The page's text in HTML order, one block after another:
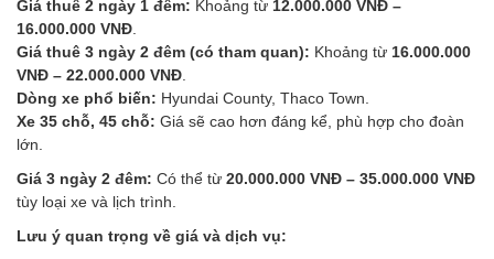
Giá thuê 2 ngày 1 đêm: Khoảng từ 12.000.000 VNĐ –
16.000.000 VNĐ
Giá thuê 3 ngày 2 đêm (có tham quan): Khoảng từ 16.000.000
VNĐ – 22.000.000 VNĐ
Dòng xe phổ biến: Hyundai County, Thaco Town.
Xe 35 chỗ, 45 chỗ: Giá sẽ cao hơn đáng kể, phù hợp cho đoàn
lớn.
Giá 3 ngày 2 đêm: Có thể từ 20.000.000 VNĐ – 35.000.000 VNĐ
tùy loại xe và lịch trình.
Lưu ý quan trọng về giá và dịch vụ: